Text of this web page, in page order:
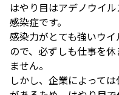
はやり目はアデノウイ
感染症です。
感染力がとても強いウ
ので、必ずしも仕事を
ません。
しかし、企業によって